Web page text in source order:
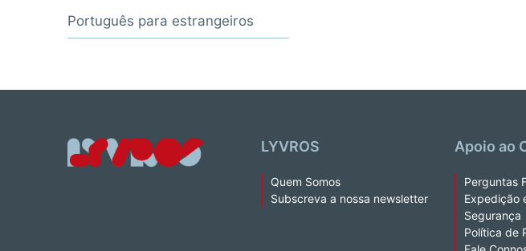
Português para estrangeiros
LYVROS
Quem Somos
Subscreva a nossa newsletter
Apoio ao
Perguntas
Expedição
Segurança
Política de